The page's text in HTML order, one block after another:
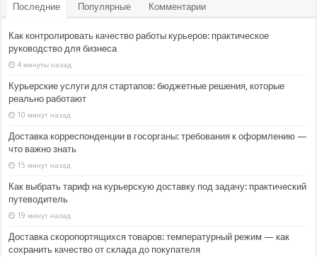
Последние Популярные Комментарии
Как контролировать качество работы курьеров: практическое
руководство для бизнеса
4 минуты назад
Курьерские услуги для стартапов: бюджетные решения, которые
реально работают
10 минут назад
Доставка корреспонденции в госорганы: требования к оформлению —
что важно знать
15 минут назад
Как выбрать тариф на курьерскую доставку под задачу: практический
путеводитель
19 минут назад
Доставка скоропортящихся товаров: температурный режим — как
сохранить качество от склада до покупателя